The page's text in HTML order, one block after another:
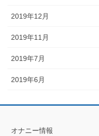
2019年12月
2019年11月
2019年7月
2019年6月
オナニー情報